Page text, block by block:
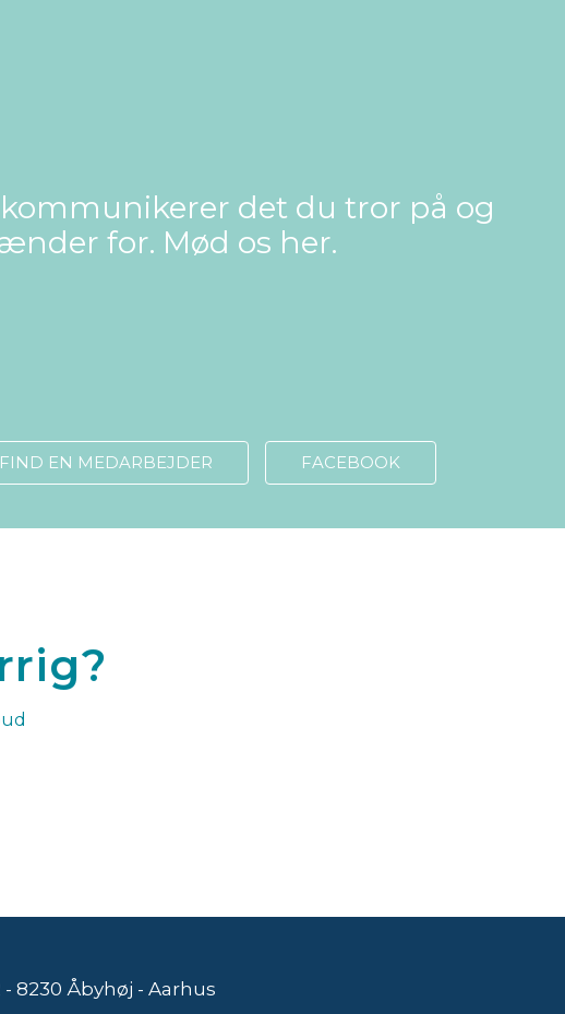
det du tror på og
for. Mød os her.
FIND EN MEDARBEJDER FACEBOOK
8230 Åbyhøj - Aarhus